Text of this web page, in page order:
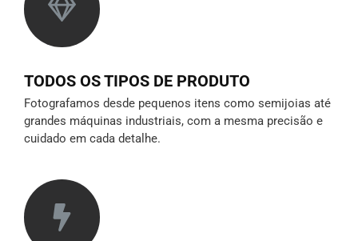
TODOS OS TIPOS DE PRODUTO
Fotografamos desde pequenos itens como semijoias até
grandes máquinas industriais, com a mesma precisão e
cuidado em cada detalhe.